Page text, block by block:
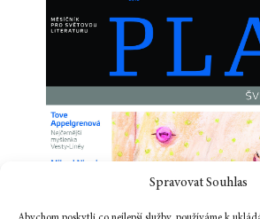
Spravovat Souhlas